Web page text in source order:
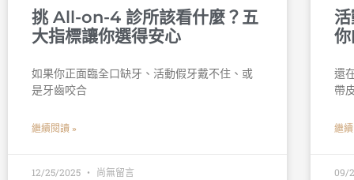
挑 All-on-4 診所該看什麼？五
大指標讓你選得安心
如果你正面臨全口缺牙、活動假牙戴不住、或
是牙齒咬合
繼續閱讀 »
12/25/2025 尚無留言
還
帶
繼
09/